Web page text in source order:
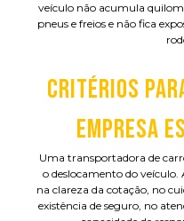
veículo não acumula
pneus e freios e não fica
CRITÉRIOS
EMPRESA
Uma transportadora de
o deslocamento do veículo.
na clareza da cotação, no
existência de seguro, no